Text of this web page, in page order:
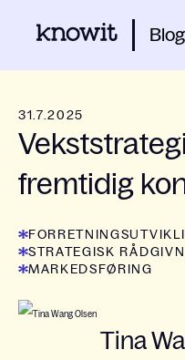
31.7.2025
fremtidig
STRATEGISK
MARKEDSFØRING
Tina